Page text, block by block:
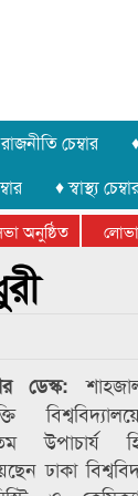
চেম্বার
♦ স্বাস্থ্য
চাইবে পুলিশ
ডেস্ক:
উপাচার্য
ঢাকা